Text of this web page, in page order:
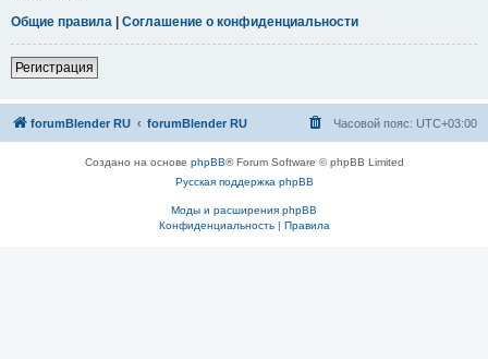
Общие правила | Соглашение о конфиденциальности
Регистрация
forumBlender RU forumBlender RU Часовой пояс: UTC+03:00
Создано на основе phpBB® Forum Software © phpBB Limited
Русская поддержка phpBB
Моды и расширения phpBB
Конфиденциальность| Правила